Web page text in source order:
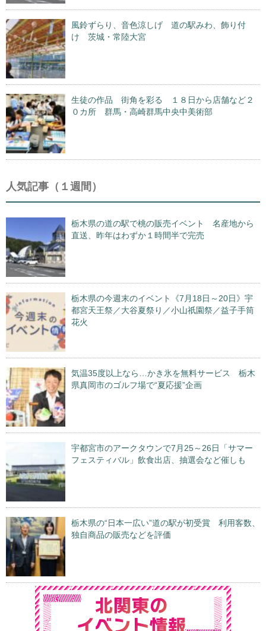
風鈴ずらり、音色涼しげ 道の駅みわ、飾り付
け 茨城・常陸大宮
生徒の作品 街角を彩る １８日から店舗など２
０カ所 群馬・高崎群馬中央中美術部
人気記事（１週間）
栃木県の道の駅で桃の販売イベント 名産地から
直送、昨年はわずか１時間半で完売
栃木県の今週末のイベント《7月18日～20日》宇
都宮天王祭／大谷夏祭り／小山祇園祭／益子手筒
花火
気温35度以上なら…かき氷を無料サービス 栃木
県真岡市のゴルフ場で“夏応援”企画
宇都宮市のアークタウンで7月25～26日「サマー
フェスティバル」飲食出店、抽選会など催しも
栃木県の“日本一広い”道の駅が初受賞 利用客数、
独自商品の販売などを評価